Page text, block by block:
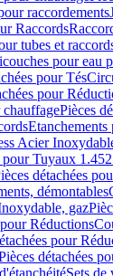
raccordements
Raccords
tubes et
pour eau
pour Tés
pour
Pièces
Etanchements
Acier
pour Tuyaux
détachées
démontables
gaz
Réductions
pour
détachées
Sets de